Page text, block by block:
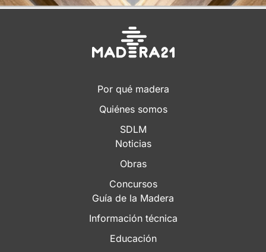
Por qué madera
Quiénes somos
SDLM
Noticias
Obras
Concursos
Guía de la Madera
Información técnica
Educación